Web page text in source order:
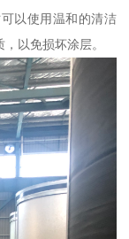
以使用温和的清洁
以免损坏涂层。